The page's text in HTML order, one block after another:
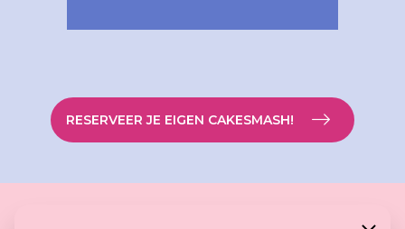
RESERVEER JE EIGEN CAKESMASH!